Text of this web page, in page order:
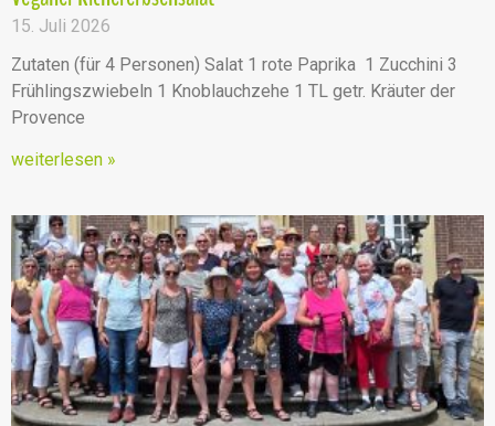
15. Juli 2026
Zutaten (für 4 Personen) Salat 1 rote Paprika 1 Zucchini 3
Frühlingszwiebeln 1 Knoblauchzehe 1 TL getr. Kräuter der
Provence
weiterlesen »